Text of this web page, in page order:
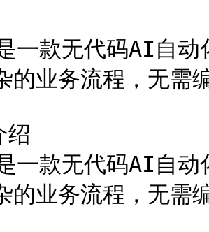
一款无代码AI自动
的业务流程，无需
绍
一款无代码AI自动
的业务流程，无需